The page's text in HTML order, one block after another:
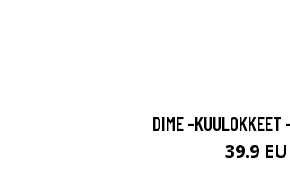
DIME -KUULOKKEET
39.9